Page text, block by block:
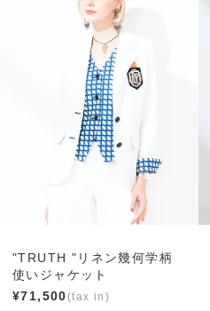
"TRUTH "リネン幾何学柄
使いジャケット
¥71,500